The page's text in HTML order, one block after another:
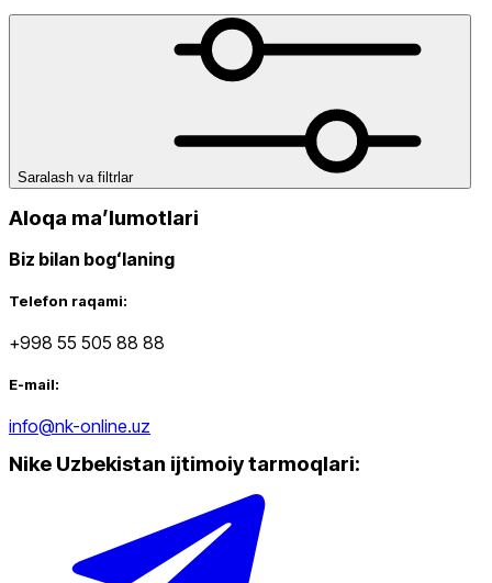
Saralash va filtrlar
Aloqa maʼlumotlari
Biz bilan bogʻlaning
Telefon raqami:
+998 55 505 88 88
E-mail:
info@nk-online.uz
Nike Uzbekistan ijtimoiy tarmoqlari: